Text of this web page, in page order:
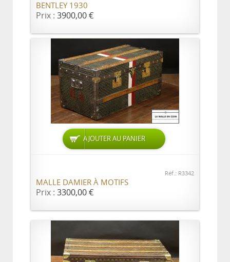
BENTLEY 1930
Prix : 3900,00 €
AJOUTER AU PANIER
Réf.: R3342
MALLE DAMIER À MOTIFS
Prix : 3300,00 €